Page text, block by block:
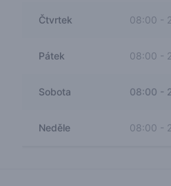
Čtvrtek 08:00
Pátek 08:00 -
Sobota 08:00 -
Neděle 08:00 -